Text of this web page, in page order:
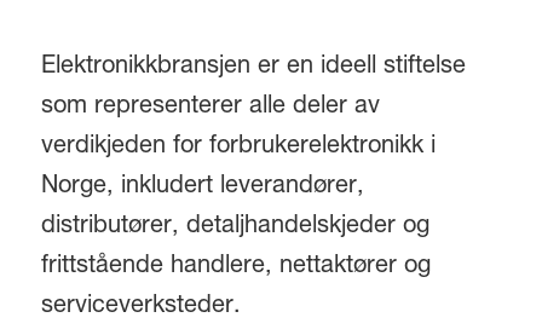
Elektronikkbransjen er en ideell stiftelse
som representerer alle deler av
verdikjeden for forbrukerelektronikk i
Norge, inkludert leverandører,
distributører, detaljhandelskjeder og
frittstående handlere, nettaktører og
serviceverksteder.